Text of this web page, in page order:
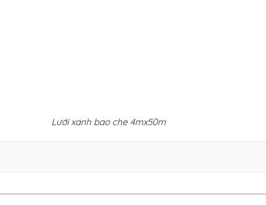
Lưới xanh bao che 4mx50m